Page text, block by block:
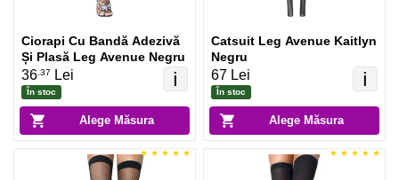
Alege Măsura
ℹ️
Ciorapi Cu Bandă Adezivă
Și Plasă Leg Avenue Negru
36.37 Lei
În stoc
Alege Măsura
ℹ️
Catsuit Leg Avenue Kaitlyn
Negru
67 Lei
În stoc